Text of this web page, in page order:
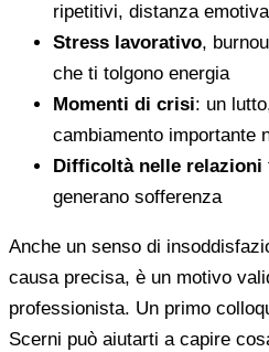
ripetitivi, distanza
Stress lavorativo,
che ti tolgono energia
Momenti di crisi: un
cambiamento importante
Difficoltà nelle relazioni
generano sofferenza
Anche un senso di
causa precisa, è un motivo
professionista. Un primo
Scerni può aiutarti a capire